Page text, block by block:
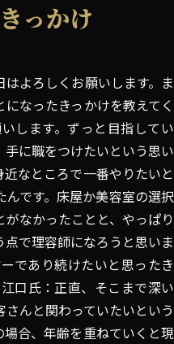
っかけ
よろしくお願いします。ま
なったきっかけを教えてく
します。ずっと目指してい
に職をつけたいという思い
なところで一番やりたいと
です。床屋か美容室の選択
なかったことと、やっぱり
で理容師になろうと思いま
であり続けたいと思ったき
口氏：正直、そこまで深い
んと関わっていたいという
合、年齢を重ねていくと現